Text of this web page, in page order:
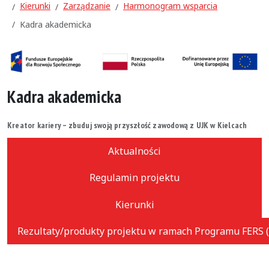
Kierunki
Zarządzanie
Harmonogram wsparcia
Kadra akademicka
Kadra akademicka
Kreator kariery – zbuduj swoją przyszłość zawodową z UJK w Kielcach
Aktualności
Regulamin projektu
Kierunki
Rezultaty/produkty projektu w ramach Programu